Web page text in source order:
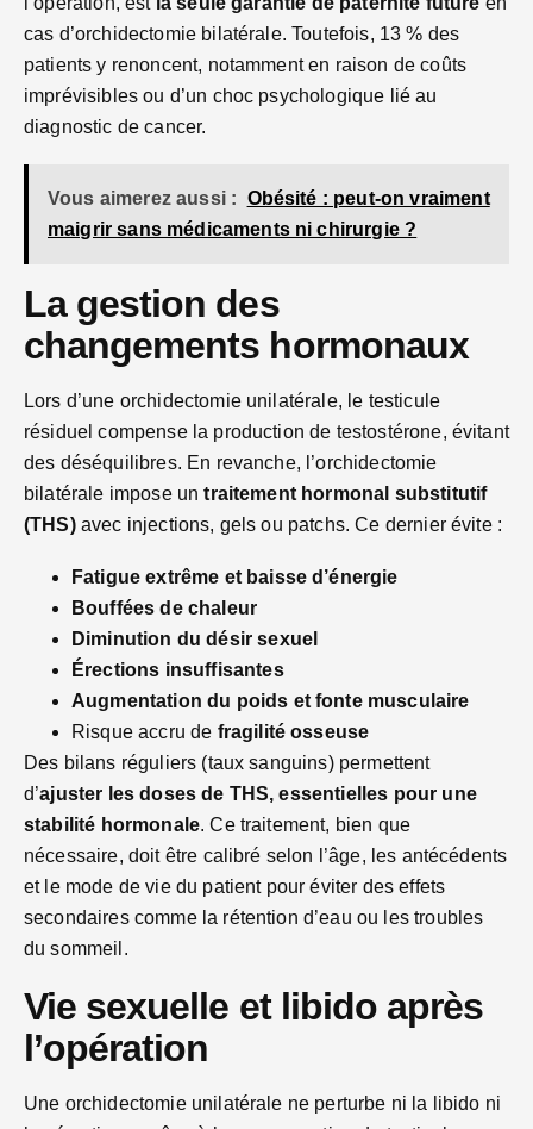
cas d’orchidectomie bilatérale. Toutefois, 13 % des
patients y renoncent, notamment en raison de coûts
imprévisibles ou d’un choc psychologique lié au
diagnostic de cancer.
Vous aimerez aussi : Obésité : peut-on vraiment
maigrir sans médicaments ni chirurgie ?
La gestion des
changements hormonaux
Lors d’une orchidectomie unilatérale, le testicule
résiduel compense la production de testostérone, évitant
des déséquilibres. En revanche, l’orchidectomie
bilatérale impose untraitement hormonal substitutif
(THS)avec injections, gels ou patchs. Ce dernier évite :
Fatigue extrême et baisse d’énergie
Bouffées de chaleur
Diminution du désir sexuel
Érections insuffisantes
Augmentation du poids et fonte musculaire
Risque accru de fragilité osseuse
Des bilans réguliers (taux sanguins) permettent
d’ajuster les doses de THS, essentielles pour une
stabilité hormonale. Ce traitement, bien que
nécessaire, doit être calibré selon l’âge, les antécédents
et le mode de vie du patient pour éviter des effets
secondaires comme la rétention d’eau ou les troubles
du sommeil.
Vie sexuelle et libido après
l’opération
Une orchidectomie unilatérale ne perturbe ni la libido ni